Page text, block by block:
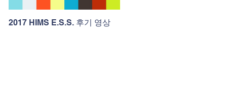
2017 HIMS E.S.S. 후기 영상